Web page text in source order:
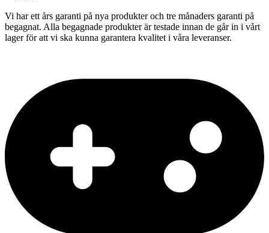
Vi har ett års garanti på nya produkter och tre månaders garanti på
begagnat. Alla begagnade produkter är testade innan de går in i vårt
lager för att vi ska kunna garantera kvalitet i våra leveranser.